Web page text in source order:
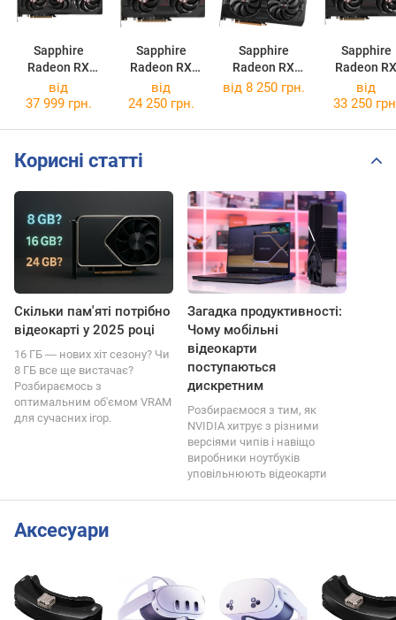
Sapphire
Radeon RX
9070 XT PULSE
Sapphire
Radeon RX
9060 XT PULSE
16GB
Sapphire
Radeon RX
5700 XT BE
Sapphire
Radeon RX
9070
від
37 999 грн.
від
24 250 грн.
від 8 250 грн.
від
33 250
Корисні статті
Скільки пам'яті потрібно
відеокарті у 2025 році
16 ГБ ― нових хіт сезону? Чи
8 ГБ все ще вистачає?
Розбираємось з
оптимальним об'ємом VRAM
для сучасних ігор.
Загадка продуктивності:
Чому мобільні
відеокарти
поступаються
дискретним
Розбираємося з тим, як
NVIDIA хитрує з різними
версіями чипів і навіщо
виробники ноутбуків
уповільнюють відеокарти
Аксесуари